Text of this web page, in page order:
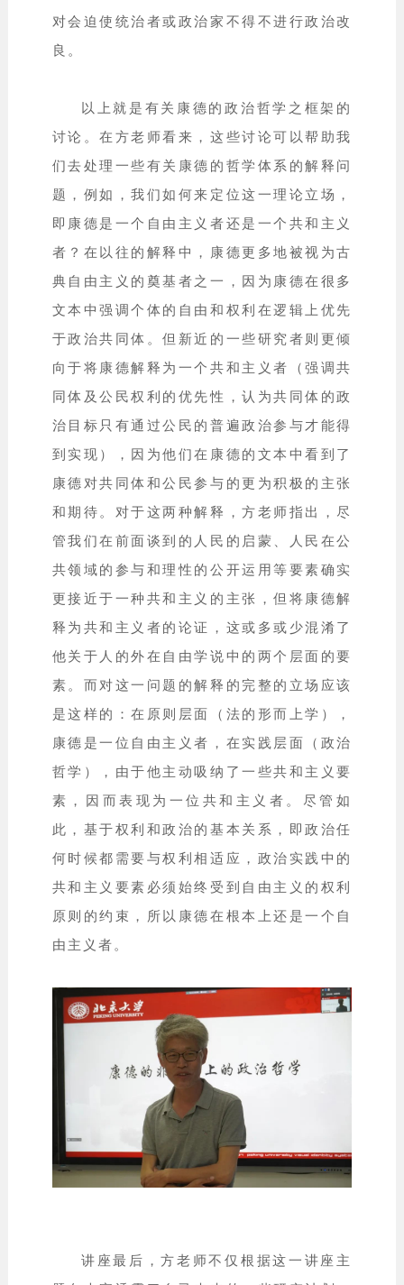
对会迫使统治者或政治家不得不进行政治改
良。
以上就是有关康德的政治哲学之框架的
讨论。在方老师看来，这些讨论可以帮助我
们去处理一些有关康德的哲学体系的解释问
题，例如，我们如何来定位这一理论立场，
即康德是一个自由主义者还是一个共和主义
者？在以往的解释中，康德更多地被视为古
典自由主义的奠基者之一，因为康德在很多
文本中强调个体的自由和权利在逻辑上优先
于政治共同体。但新近的一些研究者则更倾
向于将康德解释为一个共和主义者（强调共
同体及公民权利的优先性，认为共同体的政
治目标只有通过公民的普遍政治参与才能得
到实现），因为他们在康德的文本中看到了
康德对共同体和公民参与的更为积极的主张
和期待。对于这两种解释，方老师指出，尽
管我们在前面谈到的人民的启蒙、人民在公
共领域的参与和理性的公开运用等要素确实
更接近于一种共和主义的主张，但将康德解
释为共和主义者的论证，这或多或少混淆了
他关于人的外在自由学说中的两个层面的要
素。而对这一问题的解释的完整的立场应该
是这样的：在原则层面（法的形而上学），
康德是一位自由主义者，在实践层面（政治
哲学），由于他主动吸纳了一些共和主义要
素，因而表现为一位共和主义者。尽管如
此，基于权利和政治的基本关系，即政治任
何时候都需要与权利相适应，政治实践中的
共和主义要素必须始终受到自由主义的权利
原则的约束，所以康德在根本上还是一个自
由主义者。
讲座最后，方老师不仅根据这一讲座主